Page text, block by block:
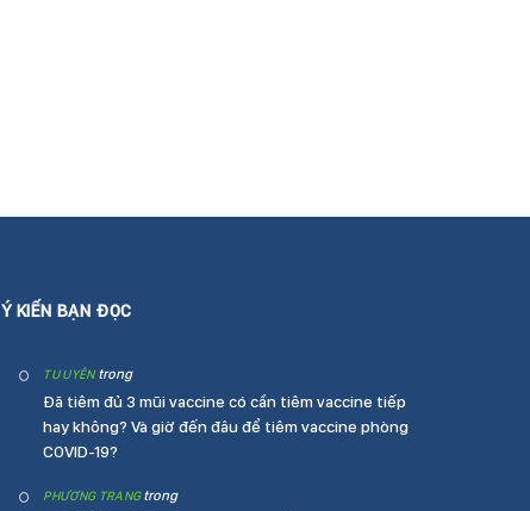
Ý KIẾN BẠN ĐỌC
TU UYÊNtrong
Đã tiêm đủ 3 mũi vaccine có cần tiêm vaccine tiếp
hay không? Và giờ đến đâu để tiêm vaccine phòng
COVID-19?
PHƯƠNG TRANGtrong